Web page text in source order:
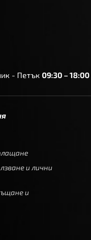
- Петък 09:30 – 18:00
и лични
и